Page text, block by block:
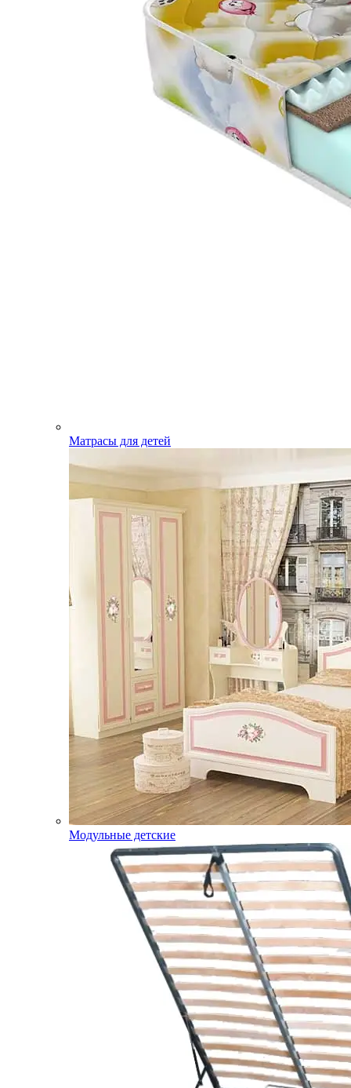
Матрасы для детей
Модульные детские